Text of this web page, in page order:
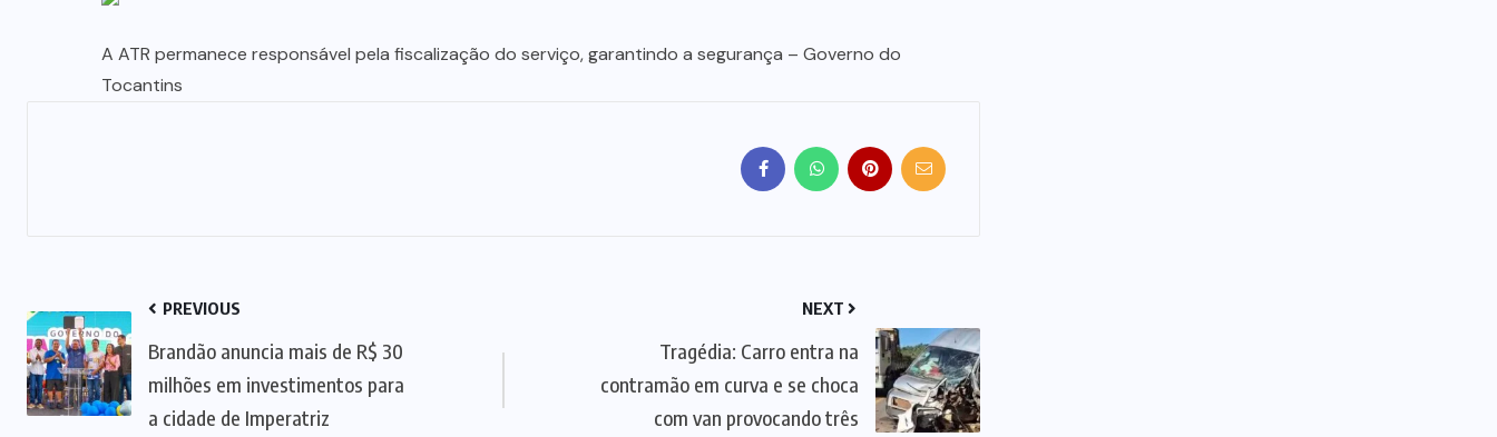
A ATR permanece responsável pela fiscalização do serviço, garantindo a segurança – Governo do
Tocantins
PREVIOUS
Brandão anuncia mais de R$ 30
milhões em investimentos para
a cidade de Imperatriz
NEXT
Tragédia: Carro entra na
contramão em curva e se choca
com van provocando três